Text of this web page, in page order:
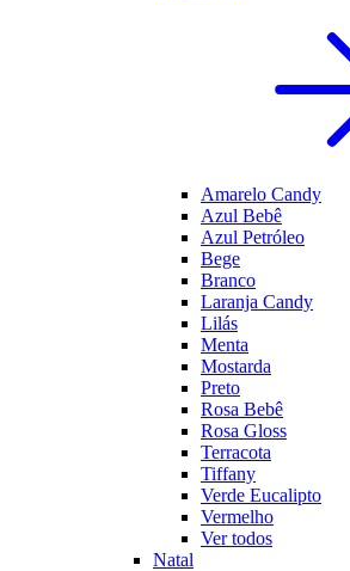
Amarelo Candy
Azul Bebê
Azul Petróleo
Bege
Branco
Laranja Candy
Lilás
Menta
Mostarda
Preto
Rosa Bebê
Rosa Gloss
Terracota
Tiffany
Verde Eucalipto
Vermelho
Ver todos
Natal